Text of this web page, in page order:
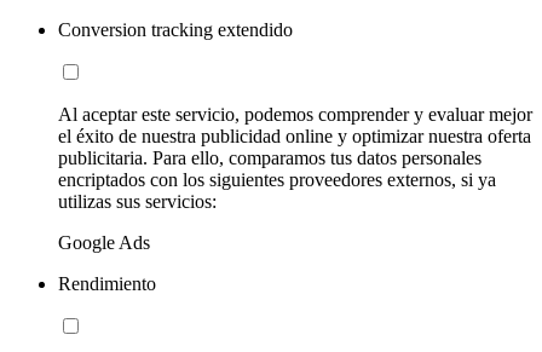
Conversion tracking extendido
Al aceptar este servicio, podemos comprender y evaluar mejor
el éxito de nuestra publicidad online y optimizar nuestra oferta
publicitaria. Para ello, comparamos tus datos personales
encriptados con los siguientes proveedores externos, si ya
utilizas sus servicios:
Google Ads
Rendimiento